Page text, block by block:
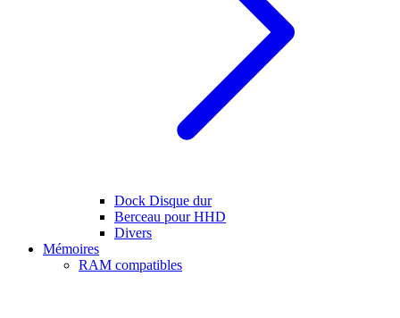
Dock Disque dur
Berceau pour HHD
Divers
Mémoires
RAM compatibles